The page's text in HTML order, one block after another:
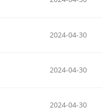
2024-04-30
2024-04-30
2024-04-30